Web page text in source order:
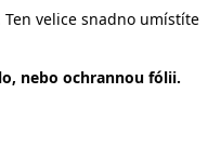
velice snadno umístíte
nebo ochrannou fólii.